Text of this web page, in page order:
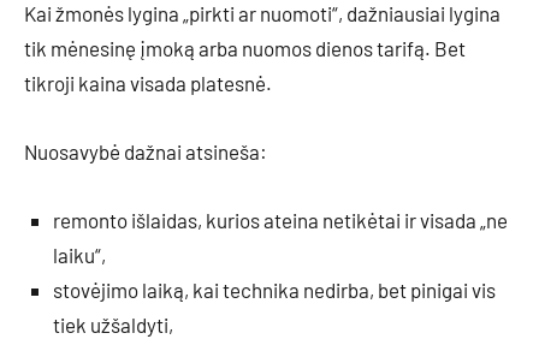
Kai žmonės lygina „pirkti ar nuomoti“, dažniausiai lygina
tik mėnesinę įmoką arba nuomos dienos tarifą. Bet
tikroji kaina visada platesnė.
Nuosavybė dažnai atsineša:
remonto išlaidas, kurios ateina netikėtai ir visada „ne
laiku“,
stovėjimo laiką, kai technika nedirba, bet pinigai vis
tiek užšaldyti,